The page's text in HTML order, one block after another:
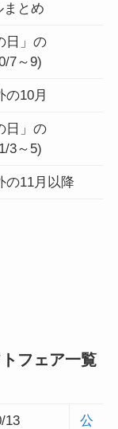
まとめ
日」の
7～9)
の10月
日」の
3～5)
の11月以降
フェア一覧
13
公